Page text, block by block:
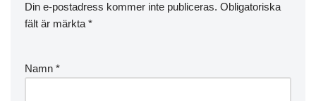
Din e-postadress kommer inte publiceras. Obligatoriska
fält är märkta *
Namn *